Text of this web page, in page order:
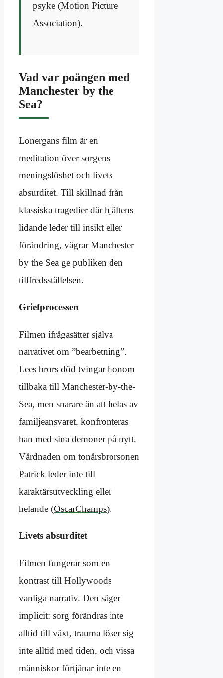
psyke (Motion Picture
Association).
Vad var poängen med
Manchester by the
Sea?
Lonergans film är en
meditation över sorgens
meningslöshet och livets
absurditet. Till skillnad från
klassiska tragedier där hjältens
lidande leder till insikt eller
förändring, vägrar Manchester
by the Sea ge publiken den
tillfredsställelsen.
Griefprocessen
Filmen ifrågasätter själva
narrativet om ”bearbetning”.
Lees brors död tvingar honom
tillbaka till Manchester-by-the-
Sea, men snarare än att helas av
familjeansvaret, konfronteras
han med sina demoner på nytt.
Vårdnaden om tonårsbrorsonen
Patrick leder inte till
karaktärsutveckling eller
helande (OscarChamps).
Livets absurditet
Filmen fungerar som en
kontrast till Hollywoods
vanliga narrativ. Den säger
implicit: sorg förändras inte
alltid till växt, trauma löser sig
inte alltid med tiden, och vissa
människor förtjänar inte en